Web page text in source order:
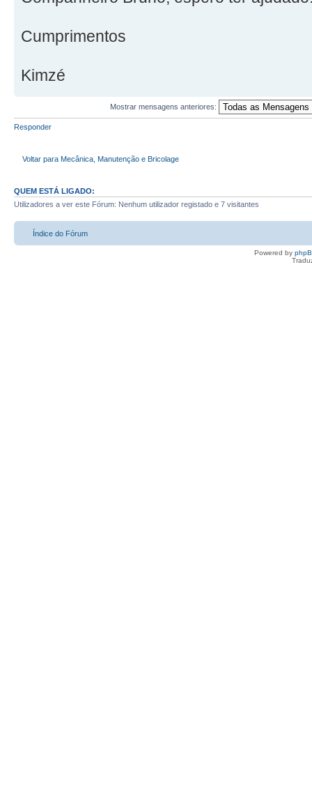
Cumprimentos
Kimzé
Mostrar mensagens anteriores:
Responder
Voltar para Mecânica, Manutenção e Bricolage
QUEM ESTÁ LIGADO:
Utilizadores a ver este Fórum: Nenhum utilizador registado e 7 visitantes
Índice do Fórum
Powered by